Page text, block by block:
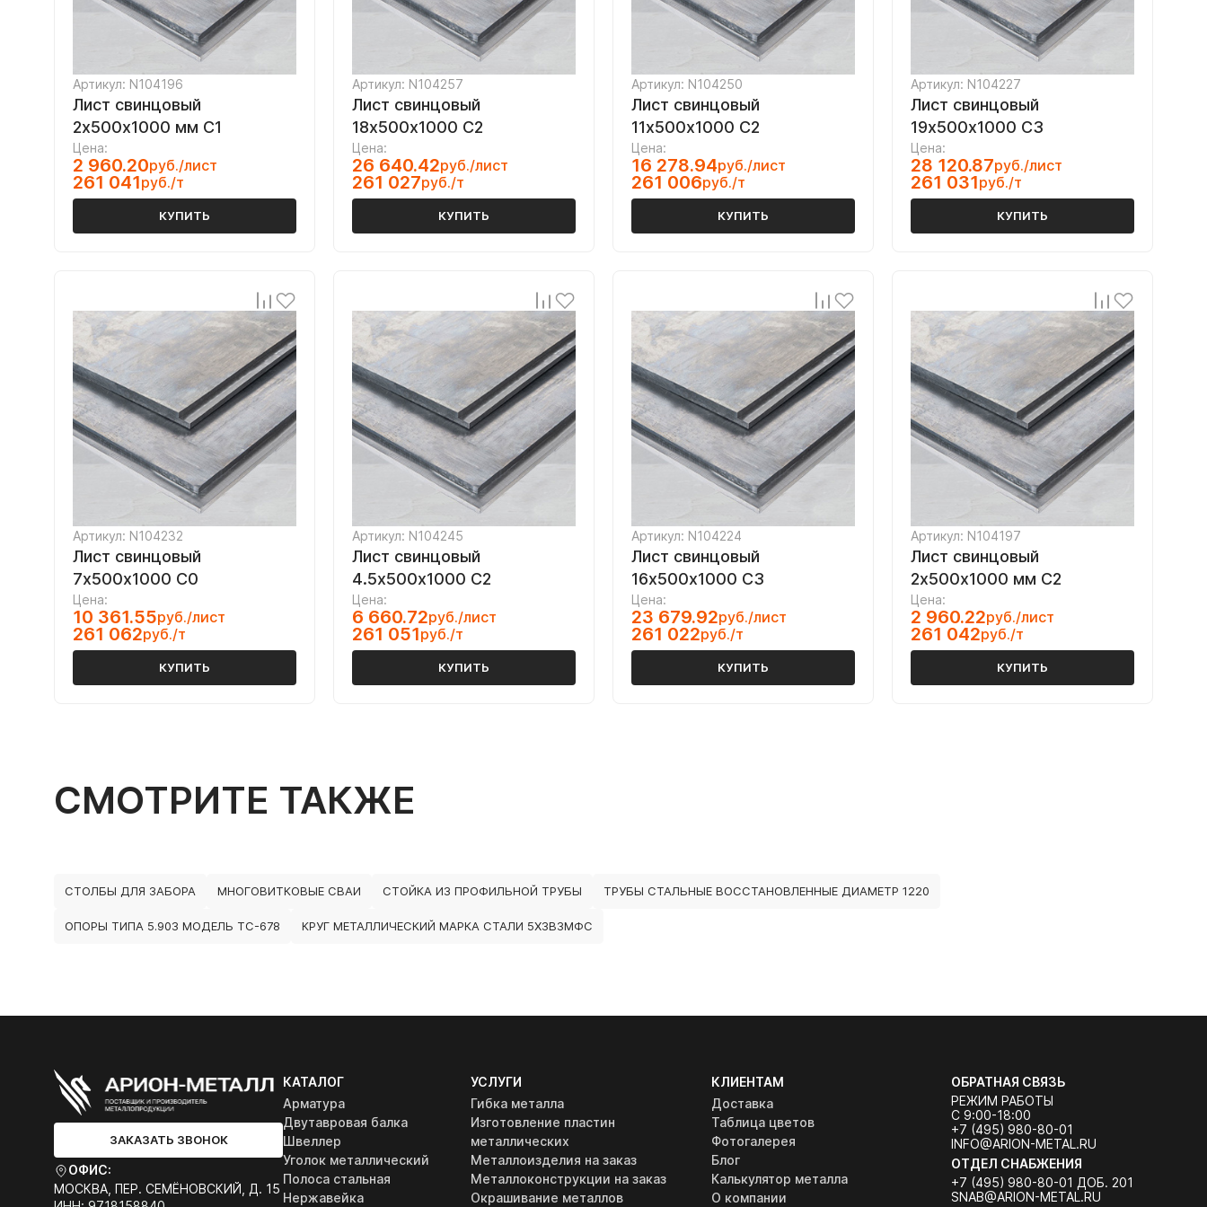
Артикул: N104196
Лист свинцовый
2х500х1000 мм С1
Цена:
2 960.20руб./лист
261 041руб./т
КУПИТЬ
Артикул: N104257
Лист свинцовый
18х500х1000 С2
Цена:
26 640.42руб./лист
261 027руб./т
КУПИТЬ
Артикул: N104250
Лист свинцовый
11х500х1000 С2
Цена:
16 278.94руб./лист
261 006руб./т
КУПИТЬ
Артикул: N104227
Лист свинцовый
19х500х1000 С3
Цена:
28 120.87руб./лист
261 031руб./т
КУПИТЬ
Артикул: N104232
Лист свинцовый
7х500х1000 С0
Цена:
10 361.55руб./лист
261 062руб./т
КУПИТЬ
Артикул: N104245
Лист свинцовый
4.5х500х1000 С2
Цена:
6 660.72руб./лист
261 051руб./т
КУПИТЬ
Артикул: N104224
Лист свинцовый
16х500х1000 С3
Цена:
23 679.92руб./лист
261 022руб./т
КУПИТЬ
Артикул: N104197
Лист свинцовый
2х500х1000 мм С2
Цена:
2 960.22руб./лист
261 042руб./т
КУПИТЬ
СМОТРИТЕ ТАКЖЕ
СТОЛБЫ ДЛЯ ЗАБОРА МНОГОВИТКОВЫЕ СВАИ СТОЙКА ИЗ ПРОФИЛЬНОЙ ТРУБЫ ТРУБЫ СТАЛЬНЫЕ ВОССТАНОВЛЕННЫЕ ДИАМЕТР 1220
ОПОРЫ ТИПА 5.903 МОДЕЛЬ ТС-678 КРУГ МЕТАЛЛИЧЕСКИЙ МАРКА СТАЛИ 5Х3В3МФС
ЗАКАЗАТЬ ЗВОНОК
ОФИС:
МОСКВА, ПЕР. СЕМЁНОВСКИЙ, Д. 15
КАТАЛОГ
Арматура
Двутавровая балка
Швеллер
Уголок металлический
Полоса стальная
Нержавейка
УСЛУГИ
Гибка металла
Изготовление пластин
металлических
Металлоизделия на заказ
Металлоконструкции на заказ
Окрашивание металлов
КЛИЕНТАМ
Доставка
Таблица цветов
Фотогалерея
Блог
Калькулятор металла
О компании
ОБРАТНАЯ СВЯЗЬ
РЕЖИМ РАБОТЫ
С 9:00-18:00
+7 (495) 980-80-01
INFO@ARION-METAL.RU
ОТДЕЛ СНАБЖЕНИЯ
+7 (495) 980-80-01 ДОБ. 201
SNAB@ARION-METAL.RU